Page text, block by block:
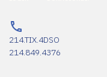
214.TIX.4DSO
214.849.4376